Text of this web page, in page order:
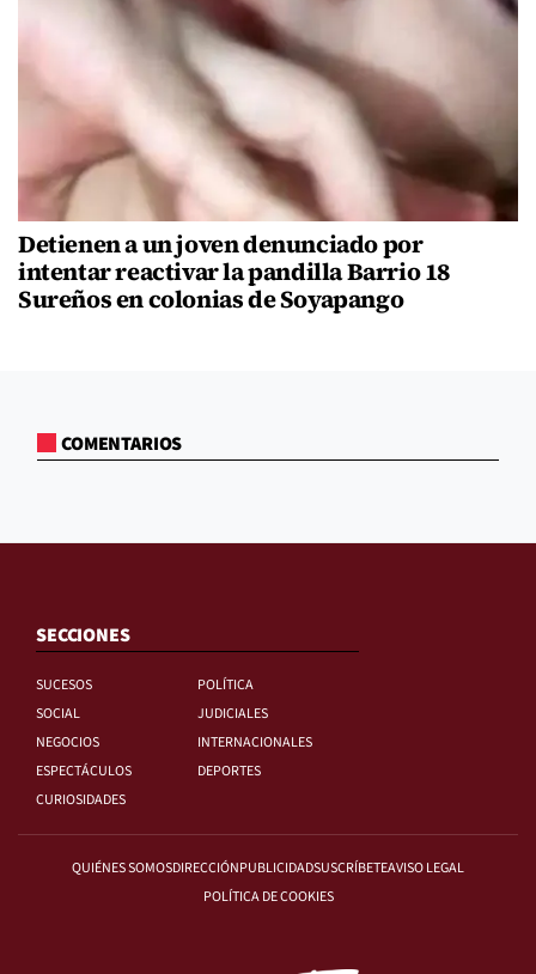
Detienen a un joven denunciado por
intentar reactivar la pandilla Barrio 18
Sureños en colonias de Soyapango
COMENTARIOS
SECCIONES
SUCESOS
POLÍTICA
SOCIAL
JUDICIALES
NEGOCIOS
INTERNACIONALES
ESPECTÁCULOS
DEPORTES
CURIOSIDADES
QUIÉNES SOMOSDIRECCIÓNPUBLICIDADSUSCRÍBETEAVISO LEGAL
POLÍTICA DE COOKIES